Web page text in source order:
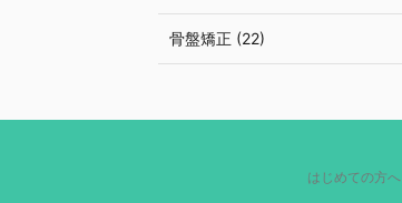
骨盤矯正 (22)
はじめての方へ